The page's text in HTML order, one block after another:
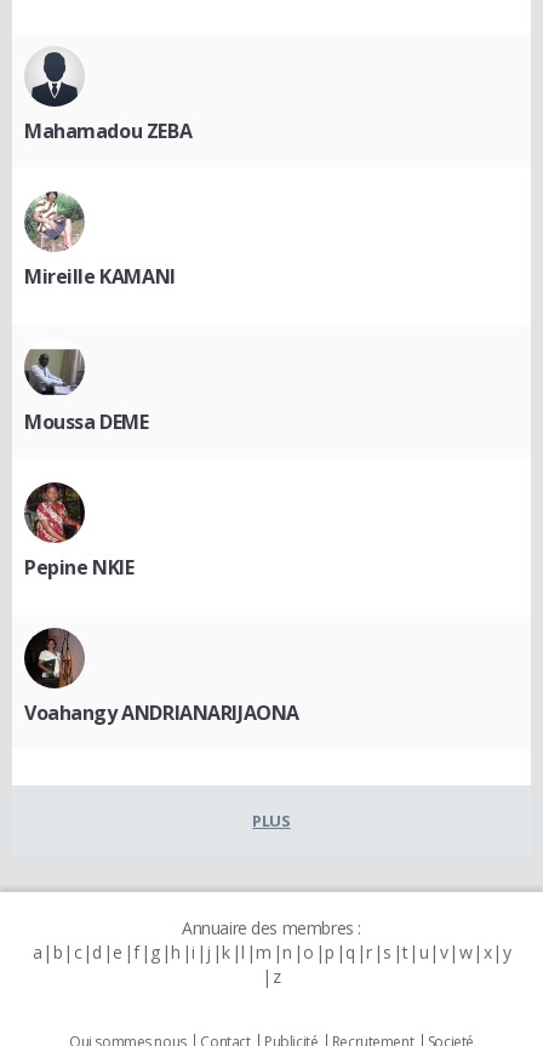
Mahamadou ZEBA
Mireille KAMANI
Moussa DEME
Pepine NKIE
Voahangy ANDRIANARIJAONA
PLUS
Annuaire des membres :
a b c d e f g h i j k l m n o p q r s t u v w x y
z